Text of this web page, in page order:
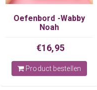
Oefenbord -Wabby
Noah
€16,95
Product bestellen